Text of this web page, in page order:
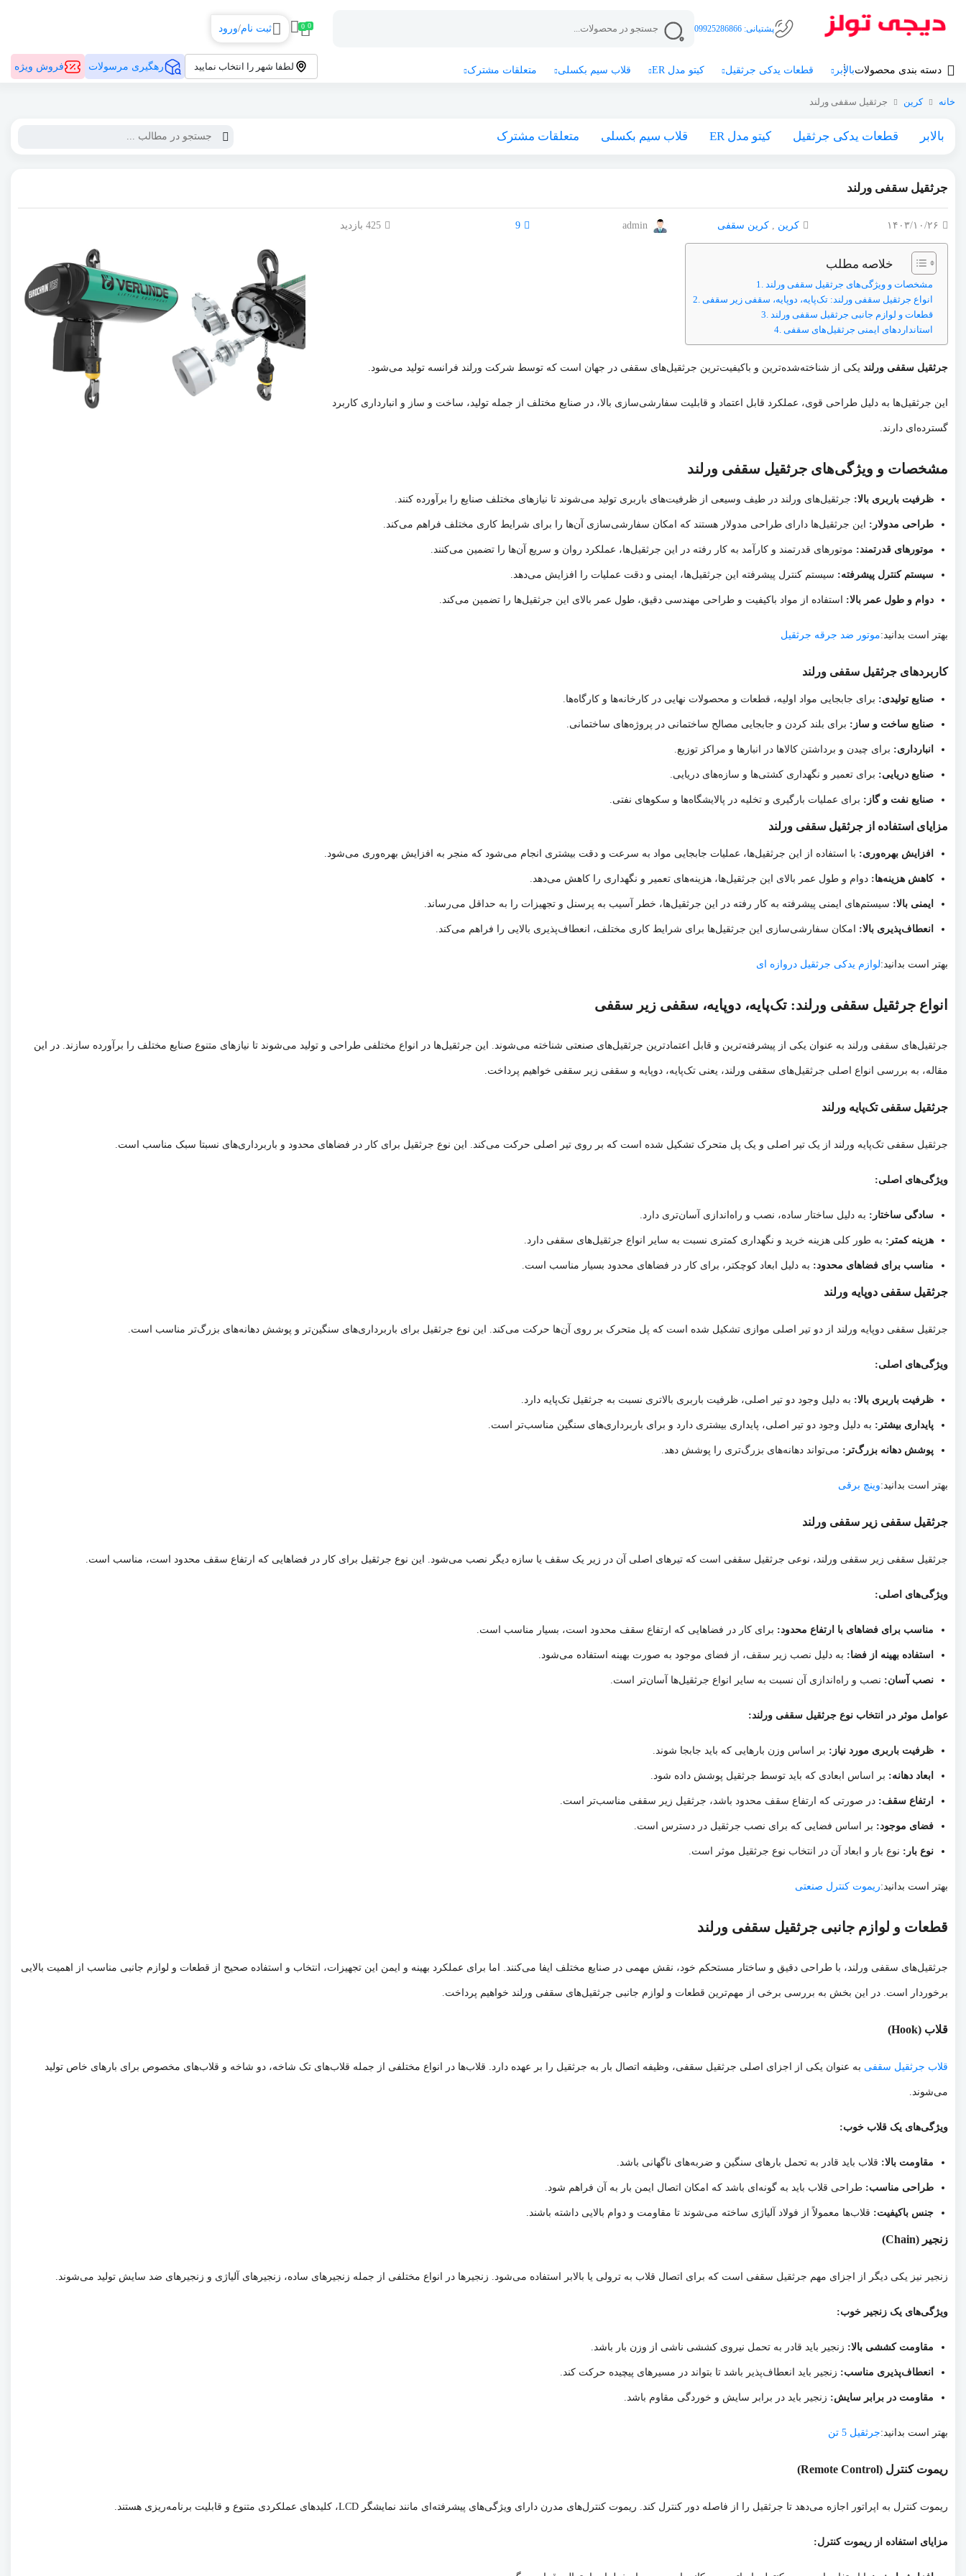
پشتیانی: 09925286866
0
0 ثبت نام/ورود
دسته بندی محصولاتبالابر قطعات یدکی جرثقیل کیتو مدل ER قلاب سیم بکسلی متعلقات مشترک لطفا شهر را انتخاب نمایید رهگیری مرسولات فروش ویژه
خانه کرین جرثقیل سقفی ورلند
بالابر قطعات یدکی جرثقیل کیتو مدل ER قلاب سیم بکسلی متعلقات مشترک
جرثقیل سقفی ورلند
۱۴۰۳/۱۰/۲۶ کرین ,کرین سقفی admin
9 425 بازدید
خلاصه مطلب
مشخصات و ویژگی‌های جرثقیل سقفی ورلند
انواع جرثقیل سقفی ورلند: تک‌پایه، دوپایه، سقفی زیر سقفی
قطعات و لوازم جانبی جرثقیل سقفی ورلند
استانداردهای ایمنی جرثقیل‌های سقفی
جرثقیل سقفی ورلند یکی از شناخته‌شده‌ترین و باکیفیت‌ترین جرثقیل‌های سقفی در جهان است که توسط شرکت ورلند فرانسه تولید می‌شود.
این جرثقیل‌ها به دلیل طراحی قوی، عملکرد قابل اعتماد و قابلیت سفارشی‌سازی بالا، در صنایع مختلف از جمله تولید، ساخت و ساز و انبارداری کاربرد
گسترده‌ای دارند.
مشخصات و ویژگی‌های جرثقیل سقفی ورلند
ظرفیت باربری بالا: جرثقیل‌های ورلند در طیف وسیعی از ظرفیت‌های باربری تولید می‌شوند تا نیازهای مختلف صنایع را برآورده کنند.
طراحی مدولار: این جرثقیل‌ها دارای طراحی مدولار هستند که امکان سفارشی‌سازی آن‌ها را برای شرایط کاری مختلف فراهم می‌کند.
موتورهای قدرتمند: موتورهای قدرتمند و کارآمد به کار رفته در این جرثقیل‌ها، عملکرد روان و سریع آن‌ها را تضمین می‌کنند.
سیستم کنترل پیشرفته: سیستم کنترل پیشرفته این جرثقیل‌ها، ایمنی و دقت عملیات را افزایش می‌دهد.
دوام و طول عمر بالا: استفاده از مواد باکیفیت و طراحی مهندسی دقیق، طول عمر بالای این جرثقیل‌ها را تضمین می‌کند.
بهتر است بدانید:موتور ضد جرقه جرثقیل
کاربردهای جرثقیل سقفی ورلند
صنایع تولیدی: برای جابجایی مواد اولیه، قطعات و محصولات نهایی در کارخانه‌ها و کارگاه‌ها.
صنایع ساخت و ساز: برای بلند کردن و جابجایی مصالح ساختمانی در پروژه‌های ساختمانی.
انبارداری: برای چیدن و برداشتن کالاها در انبارها و مراکز توزیع.
صنایع دریایی: برای تعمیر و نگهداری کشتی‌ها و سازه‌های دریایی.
صنایع نفت و گاز: برای عملیات بارگیری و تخلیه در پالایشگاه‌ها و سکوهای نفتی.
مزایای استفاده از جرثقیل سقفی ورلند
افزایش بهره‌وری: با استفاده از این جرثقیل‌ها، عملیات جابجایی مواد به سرعت و دقت بیشتری انجام می‌شود که منجر به افزایش بهره‌وری می‌شود.
کاهش هزینه‌ها: دوام و طول عمر بالای این جرثقیل‌ها، هزینه‌های تعمیر و نگهداری را کاهش می‌دهد.
ایمنی بالا: سیستم‌های ایمنی پیشرفته به کار رفته در این جرثقیل‌ها، خطر آسیب به پرسنل و تجهیزات را به حداقل می‌رساند.
انعطاف‌پذیری بالا: امکان سفارشی‌سازی این جرثقیل‌ها برای شرایط کاری مختلف، انعطاف‌پذیری بالایی را فراهم می‌کند.
بهتر است بدانید:لوازم یدکی جرثقیل دروازه ای
انواع جرثقیل سقفی ورلند: تک‌پایه، دوپایه، سقفی زیر سقفی
جرثقیل‌های سقفی ورلند به عنوان یکی از پیشرفته‌ترین و قابل اعتمادترین جرثقیل‌های صنعتی شناخته می‌شوند. این جرثقیل‌ها در انواع مختلفی طراحی و تولید می‌شوند تا نیازهای متنوع صنایع مختلف را برآورده سازند. در این
مقاله، به بررسی انواع اصلی جرثقیل‌های سقفی ورلند، یعنی تک‌پایه، دوپایه و سقفی زیر سقفی خواهیم پرداخت.
جرثقیل سقفی تک‌پایه ورلند
جرثقیل سقفی تک‌پایه ورلند از یک تیر اصلی و یک پل متحرک تشکیل شده است که بر روی تیر اصلی حرکت می‌کند. این نوع جرثقیل برای کار در فضاهای محدود و باربرداری‌های نسبتا سبک مناسب است.
ویژگی‌های اصلی:
سادگی ساختار: به دلیل ساختار ساده، نصب و راه‌اندازی آسان‌تری دارد.
هزینه کمتر: به طور کلی هزینه خرید و نگهداری کمتری نسبت به سایر انواع جرثقیل‌های سقفی دارد.
مناسب برای فضاهای محدود: به دلیل ابعاد کوچکتر، برای کار در فضاهای محدود بسیار مناسب است.
جرثقیل سقفی دوپایه ورلند
جرثقیل سقفی دوپایه ورلند از دو تیر اصلی موازی تشکیل شده است که پل متحرک بر روی آن‌ها حرکت می‌کند. این نوع جرثقیل برای باربرداری‌های سنگین‌تر و پوشش دهانه‌های بزرگ‌تر مناسب است.
ویژگی‌های اصلی:
ظرفیت باربری بالا: به دلیل وجود دو تیر اصلی، ظرفیت باربری بالاتری نسبت به جرثقیل تک‌پایه دارد.
پایداری بیشتر: به دلیل وجود دو تیر اصلی، پایداری بیشتری دارد و برای باربرداری‌های سنگین مناسب‌تر است.
پوشش دهانه بزرگ‌تر: می‌تواند دهانه‌های بزرگ‌تری را پوشش دهد.
بهتر است بدانید:وینچ برقی
جرثقیل سقفی زیر سقفی ورلند
جرثقیل سقفی زیر سقفی ورلند، نوعی جرثقیل سقفی است که تیرهای اصلی آن در زیر یک سقف یا سازه دیگر نصب می‌شود. این نوع جرثقیل برای کار در فضاهایی که ارتفاع سقف محدود است، مناسب است.
ویژگی‌های اصلی:
مناسب برای فضاهای با ارتفاع محدود: برای کار در فضاهایی که ارتفاع سقف محدود است، بسیار مناسب است.
استفاده بهینه از فضا: به دلیل نصب زیر سقف، از فضای موجود به صورت بهینه استفاده می‌شود.
نصب آسان: نصب و راه‌اندازی آن نسبت به سایر انواع جرثقیل‌ها آسان‌تر است.
عوامل موثر در انتخاب نوع جرثقیل سقفی ورلند:
ظرفیت باربری مورد نیاز: بر اساس وزن بارهایی که باید جابجا شوند.
ابعاد دهانه: بر اساس ابعادی که باید توسط جرثقیل پوشش داده شود.
ارتفاع سقف: در صورتی که ارتفاع سقف محدود باشد، جرثقیل زیر سقفی مناسب‌تر است.
فضای موجود: بر اساس فضایی که برای نصب جرثقیل در دسترس است.
نوع بار: نوع بار و ابعاد آن در انتخاب نوع جرثقیل موثر است.
بهتر است بدانید:ریموت کنترل صنعتی
قطعات و لوازم جانبی جرثقیل سقفی ورلند
جرثقیل‌های سقفی ورلند، با طراحی دقیق و ساختار مستحکم خود، نقش مهمی در صنایع مختلف ایفا می‌کنند. اما برای عملکرد بهینه و ایمن این تجهیزات، انتخاب و استفاده صحیح از قطعات و لوازم جانبی مناسب از اهمیت بالایی
برخوردار است. در این بخش به بررسی برخی از مهم‌ترین قطعات و لوازم جانبی جرثقیل‌های سقفی ورلند خواهیم پرداخت.
قلاب (Hook)
قلاب جرثقیل سقفی به عنوان یکی از اجزای اصلی جرثقیل سقفی، وظیفه اتصال بار به جرثقیل را بر عهده دارد. قلاب‌ها در انواع مختلفی از جمله قلاب‌های تک شاخه، دو شاخه و قلاب‌های مخصوص برای بارهای خاص تولید
می‌شوند.
ویژگی‌های یک قلاب خوب:
مقاومت بالا: قلاب باید قادر به تحمل بارهای سنگین و ضربه‌های ناگهانی باشد.
طراحی مناسب: طراحی قلاب باید به گونه‌ای باشد که امکان اتصال ایمن بار به آن فراهم شود.
جنس باکیفیت: قلاب‌ها معمولاً از فولاد آلیاژی ساخته می‌شوند تا مقاومت و دوام بالایی داشته باشند.
زنجیر (Chain)
زنجیر نیز یکی دیگر از اجزای مهم جرثقیل سقفی است که برای اتصال قلاب به ترولی یا بالابر استفاده می‌شود. زنجیرها در انواع مختلفی از جمله زنجیرهای ساده، زنجیرهای آلیاژی و زنجیرهای ضد سایش تولید می‌شوند.
ویژگی‌های یک زنجیر خوب:
مقاومت کششی بالا: زنجیر باید قادر به تحمل نیروی کششی ناشی از وزن بار باشد.
انعطاف‌پذیری مناسب: زنجیر باید انعطاف‌پذیر باشد تا بتواند در مسیرهای پیچیده حرکت کند.
مقاومت در برابر سایش: زنجیر باید در برابر سایش و خوردگی مقاوم باشد.
بهتر است بدانید:جرثقیل 5 تن
ریموت کنترل (Remote Control)
ریموت کنترل به اپراتور اجازه می‌دهد تا جرثقیل را از فاصله دور کنترل کند. ریموت کنترل‌های مدرن دارای ویژگی‌های پیشرفته‌ای مانند نمایشگر LCD، کلیدهای عملکردی متنوع و قابلیت برنامه‌ریزی هستند.
مزایای استفاده از ریموت کنترل: